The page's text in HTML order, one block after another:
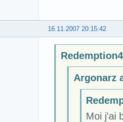
16.11.2007 20:15:42
Argonarz
Moi j'ai